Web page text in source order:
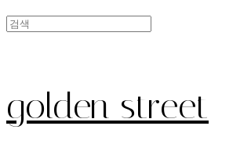
golden street